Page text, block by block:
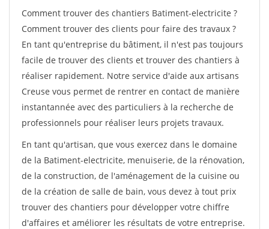
Comment trouver des chantiers Batiment-electricite ?
Comment trouver des clients pour faire des travaux ?
En tant qu'entreprise du bâtiment, il n'est pas toujours
facile de trouver des clients et trouver des chantiers à
réaliser rapidement. Notre service d'aide aux artisans
Creuse vous permet de rentrer en contact de manière
instantannée avec des particuliers à la recherche de
professionnels pour réaliser leurs projets travaux.
En tant qu'artisan, que vous exercez dans le domaine
de la Batiment-electricite, menuiserie, de la rénovation,
de la construction, de l'aménagement de la cuisine ou
de la création de salle de bain, vous devez à tout prix
trouver des chantiers pour développer votre chiffre
d'affaires et améliorer les résultats de votre entreprise.